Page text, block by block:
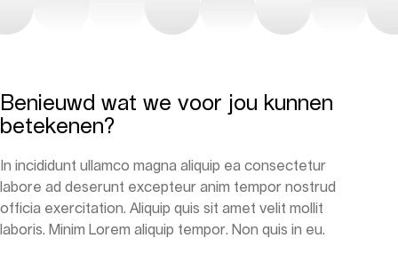
Benieuwd wat we voor jou kunnen
betekenen?
In incididunt ullamco magna aliquip ea consectetur
labore ad deserunt excepteur anim tempor nostrud
officia exercitation. Aliquip quis sit amet velit mollit
laboris. Minim Lorem aliquip tempor. Non quis in eu.